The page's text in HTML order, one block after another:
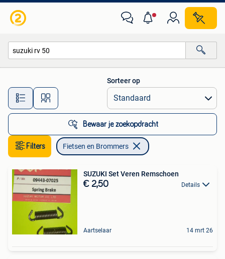
Alle afstanden…
Sorteer op
Bewaar je zoekopdracht
Filters Fietsen en Brommers
SUZUKI Set Veren Remschoen
€ 2,50 Details
Aartselaar 14 mrt 26